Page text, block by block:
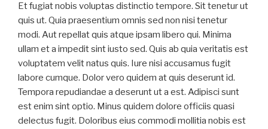
Et fugiat nobis voluptas distinctio tempore. Sit tenetur ut
quis ut. Quia praesentium omnis sed non nisi tenetur
modi. Aut repellat quis atque ipsam libero qui. Minima
ullam et a impedit sint iusto sed. Quis ab quia veritatis est
voluptatem velit natus quis. Iure nisi accusamus fugit
labore cumque. Dolor vero quidem at quis deserunt id.
Tempora repudiandae a deserunt ut a est. Adipisci sunt
est enim sint optio. Minus quidem dolore officiis quasi
delectus fugit. Doloribus eius commodi mollitia nobis est